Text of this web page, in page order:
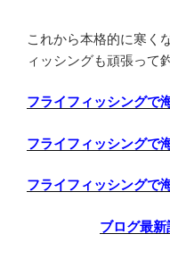
これから本格的に寒く
ィッシングも頑張って
フライフィッシングで
フライフィッシングで
フライフィッシングで
ブログ最新